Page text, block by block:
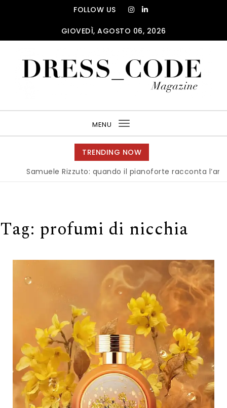
FOLLOW US
GIOVEDÌ, AGOSTO 06, 2026
MENU
Toggle
navigation
TRENDING NOW
Samuele Rizzuto: quando il pianoforte racconta l’anima
Tag: profumi di nicchia